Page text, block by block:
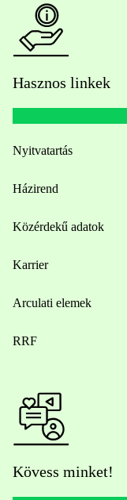
Hasznos linkek
Nyitvatartás
Házirend
Közérdekű adatok
Karrier
Arculati elemek
RRF
Kövess minket!